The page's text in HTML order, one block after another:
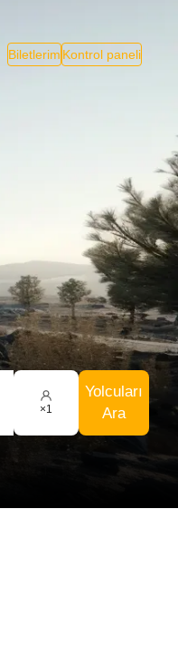
Biletlerim Kontrol paneli
×1
Yolcuları
Ara